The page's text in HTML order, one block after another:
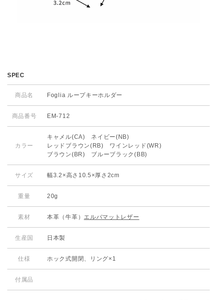
SPEC
商品名 Foglia ループキーホルダー
商品番号 EM-712
カラー
キャメル(CA) ネイビー(NB)
レッドブラウン(RB) ワインレッド(WR)
ブラウン(BR) ブルーブラック(BB)
サイズ 幅3.2×高さ10.5×厚さ2cm
重量 20g
素材 本革（牛革） エルバマットレザー
生産国 日本製
仕様 ホック式開閉、リング×1
付属品